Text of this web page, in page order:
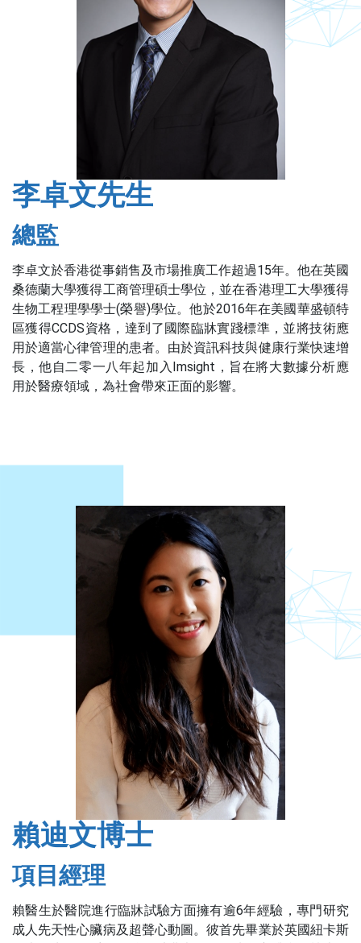
李卓文先生
總監
李卓文於香港從事銷售及市場推廣工作超過15年。他在英國
桑德蘭大學獲得工商管理碩士學位，並在香港理工大學獲得
生物工程理學學士(榮譽)學位。他於2016年在美國華盛頓特
區獲得CCDS資格，達到了國際臨牀實踐標準，並將技術應
用於適當心律管理的患者。由於資訊科技與健康行業快速增
長，他自二零一八年起加入Imsight，旨在將大數據分析應
用於醫療領域，為社會帶來正面的影響。
賴迪文博士
項目經理
賴醫生於醫院進行臨牀試驗方面擁有逾6年經驗，專門研究
成人先天性心臟病及超聲心動圖。彼首先畢業於英國紐卡斯